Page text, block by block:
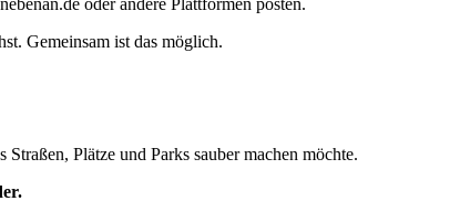
Gemeinsam ist das möglich.
Plätze und Parks sauber machen möchte.